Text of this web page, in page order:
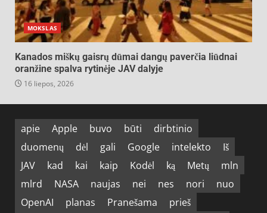
MOKSLAS
Kanados miškų gaisrų dūmai dangų paverčia liūdnai
oranžine spalva rytinėje JAV dalyje
16 liepos, 2026
apie Apple buvo būti
dirbtinio
duomenų
dėl gali Google intelekto
Iš
JAV
kad kai kaip Kodėl ką Metų
mln
mlrd
NASA naujas nei nes nori
nuo
OpenAI
planas Pranešama
prieš